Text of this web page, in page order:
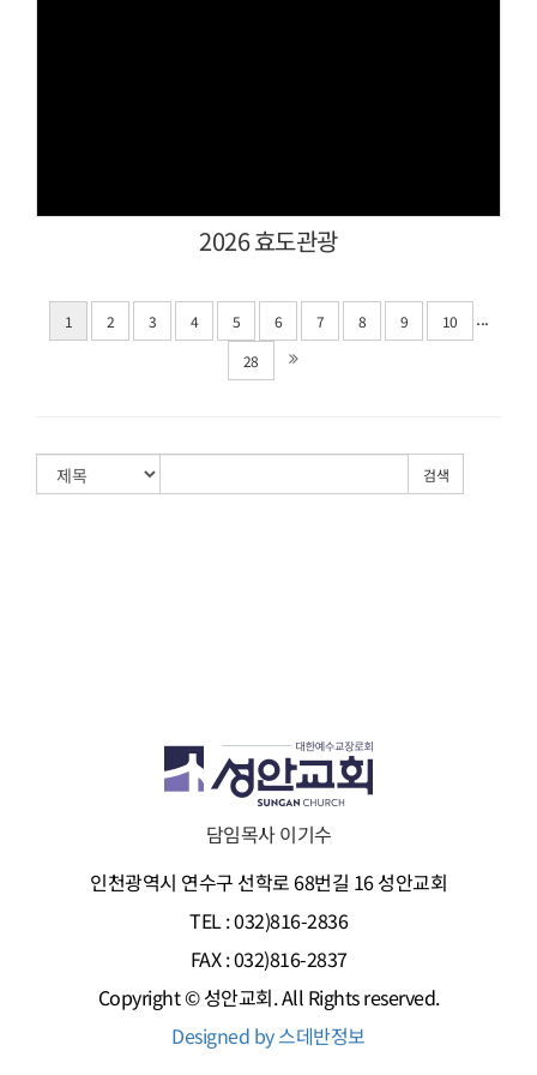
2026 효도관광
1 2 3 4 5 6 7 8 9 10 ...
28
검색
담임목사 이기수
인천광역시 연수구 선학로 68번길 16 성안교회
TEL : 032)816-2836
FAX : 032)816-2837
Copyright © 성안교회. All Rights reserved.
Designed by 스데반정보